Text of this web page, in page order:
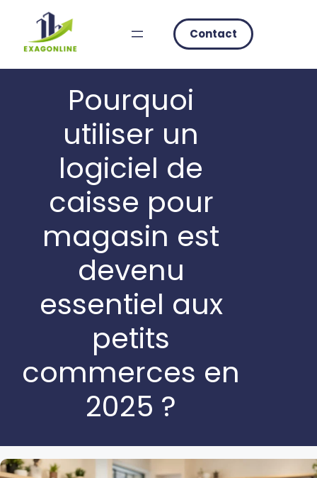
content
Contact
Pourquoi
utiliser un
logiciel de
caisse pour
magasin est
devenu
essentiel aux
petits
commerces en
2025 ?